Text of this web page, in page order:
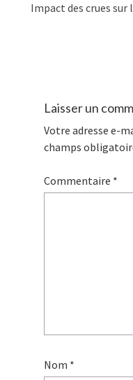
Impact des crues
Laisser un
Votre adresse e-
champs
Commentaire *
Nom *